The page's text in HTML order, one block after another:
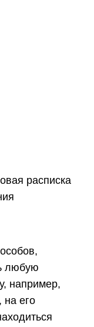
расписка
любую
например,
на его